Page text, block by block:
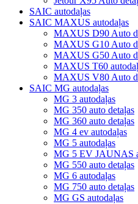
SAIC autodaļas
SAIC MAXUS autodaļas
MAXUS D90 Auto
MAXUS G10 Auto
MAXUS G50 Auto
MAXUS T60
MAXUS V80 Auto
SAIC MG autodaļas
MG 3 autodaļas
MG 350 auto detaļas
MG 360 auto detaļas
MG 4 ev autodaļas
MG 5 autodaļas
MG 5 EV JAUNAS
MG 550 auto detaļas
MG 6 autodaļas
MG 750 auto detaļas
MG GS autodaļas